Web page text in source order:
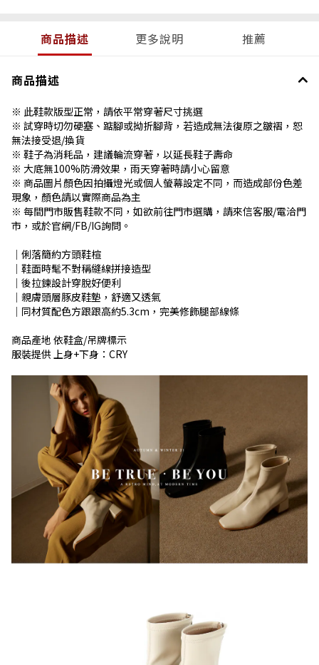
商品描述 更多說明 推薦
商品描述
※ 此鞋款版型正常，請依平常穿著尺寸挑選
※ 試穿時切勿硬塞、踮腳或拗折腳背，若造成無法復原之皺褶，恕
無法接受退/換貨
※ 鞋子為消耗品，建議輪流穿著，以延長鞋子壽命
※ 大底無100%防滑效果，雨天穿著時請小心留意
※ 商品圖片顏色因拍攝燈光或個人螢幕設定不同，而造成部份色差
現象，顏色請以實際商品為主
※ 每間門市販售鞋款不同，如欲前往門市選購，請來信客服/電洽門
市，或於官網/FB/IG詢問。
│俐落簡約方頭鞋楦
│鞋面時髦不對稱縫線拼接造型
│後拉鍊設計穿脫好便利
│親膚頭層豚皮鞋墊，舒適又透氣
│同材質配色方跟跟高約5.3cm，完美修飾腿部線條
商品產地 依鞋盒/吊牌標示
服裝提供 上身+下身：CRY